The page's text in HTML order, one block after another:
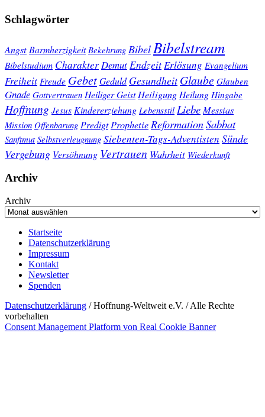
Schlagwörter
Angst Barmherzigkeit Bekehrung Bibel Bibelstream
Bibelstudium Charakter Demut EndzeitErlösung Evangelium
Freiheit Freude GebetGeduld Gesundheit Glaube Glauben
Gnade Gottvertrauen Heiliger Geist Heiligung Heilung Hingabe
Hoffnung Jesus Kindererziehung Lebensstil Liebe Messias
Mission Offenbarung Predigt Prophetie ReformationSabbat
Sanftmut Selbstverleugnung Siebenten-Tags-Adventisten Sünde
Vergebung Versöhnung Vertrauen Wahrheit Wiederkunft
Archiv
Archiv
Startseite
Datenschutzerklärung
Impressum
Kontakt
Newsletter
Spenden
Datenschutzerklärung / Hoffnung-Weltweit e.V. / Alle Rechte
vorbehalten
Consent Management Platform von Real Cookie Banner